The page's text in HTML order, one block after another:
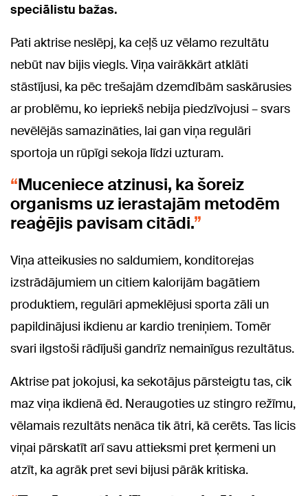
speciālistu bažas.
Pati aktrise neslēpj, ka ceļš uz vēlamo rezultātu
nebūt nav bijis viegls. Viņa vairākkārt atklāti
stāstījusi, ka pēc trešajām dzemdībām saskārusies
ar problēmu, ko iepriekš nebija piedzīvojusi – svars
nevēlējās samazināties, lai gan viņa regulāri
sportoja un rūpīgi sekoja līdzi uzturam.
Muceniece atzinusi, ka šoreiz
organisms uz ierastajām metodēm
reaģējis pavisam citādi.
Viņa atteikusies no saldumiem, konditorejas
izstrādājumiem un citiem kalorijām bagātiem
produktiem, regulāri apmeklējusi sporta zāli un
papildinājusi ikdienu ar kardio treniņiem. Tomēr
svari ilgstoši rādījuši gandrīz nemainīgus rezultātus.
Aktrise pat jokojusi, ka sekotājus pārsteigtu tas, cik
maz viņa ikdienā ēd. Neraugoties uz stingro režīmu,
vēlamais rezultāts nenāca tik ātri, kā cerēts. Tas licis
viņai pārskatīt arī savu attieksmi pret ķermeni un
atzīt, ka agrāk pret sevi bijusi pārāk kritiska.